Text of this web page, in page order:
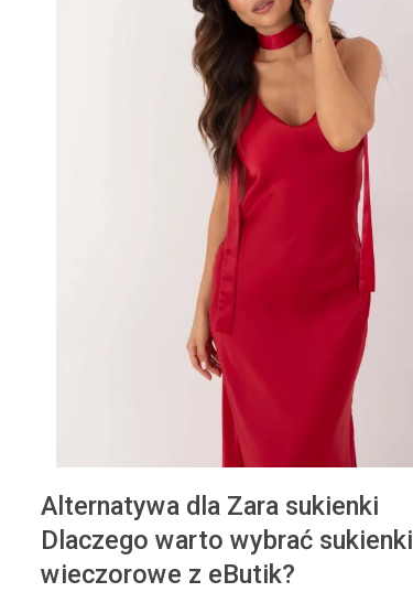
Alternatywa dla Zara sukienki
Dlaczego warto wybrać sukienki
wieczorowe z eButik?